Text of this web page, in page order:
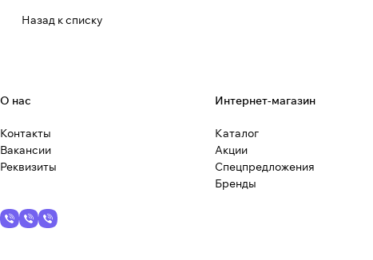
Назад к списку
О нас
Контакты
Вакансии
Реквизиты
Интернет-магазин
Каталог
Акции
Спецпредложения
Бренды